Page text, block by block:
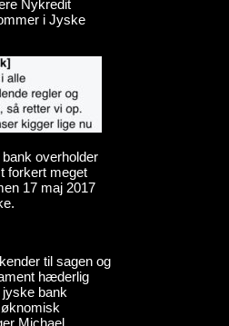
Nykredit
i Jyske
overholder
forkert meget
17 maj 2017